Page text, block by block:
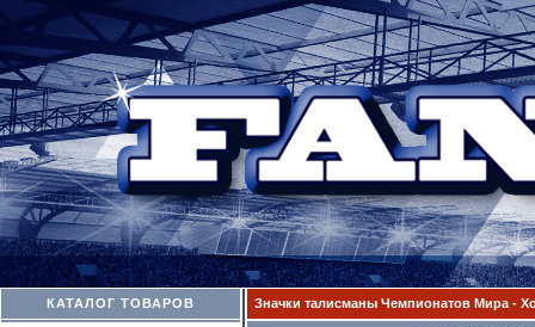
КАТАЛОГ ТОВАРОВ Значки талисманы Чемпионатов Мира -